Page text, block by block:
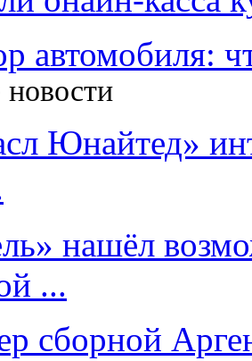
автомобиля:
Юнайтед»
нашёл
...
сборной